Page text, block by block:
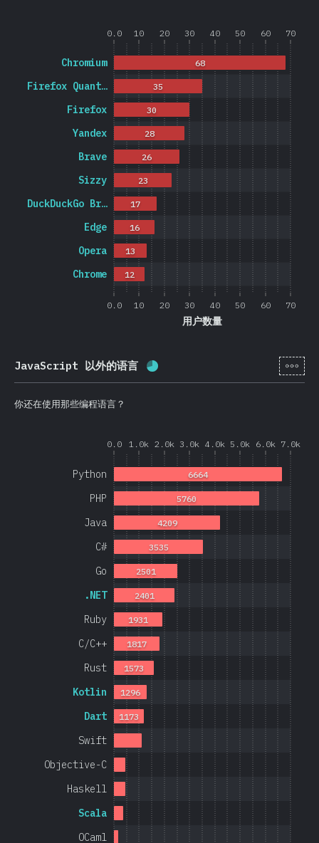
0.0 10 20 30 40 50 60 70
0.0 10 20 30 40 50 60 70
用户数量
Chrome
Opera
Edge
DuckDuckGo Br…
Sizzy
Brave
Yandex
Firefox
Firefox Quant…
Chromium
12
13
16
17
23
26
28
30
35
68
JavaScript 以外的语言 完成率: [zh-
你还在使用那些编程语言？
0.0 1.0k 2.0k 3.0k 4.0k 5.0k 6.0k 7.0k
OCaml
Scala
Haskell
Objective-C
Swift
Dart
Kotlin
Rust
C/C++
Ruby
.NET
Go
C#
Java
PHP
Python
1173
1296
1573
1817
1931
2401
2501
3535
4209
5760
6664